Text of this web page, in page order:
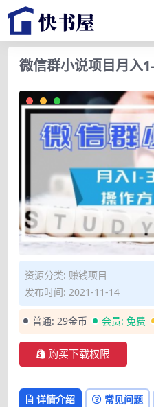
微信群小说项目月入
资源分类: 赚钱项目
发布时间: 2021-11-14
普通: 29金币 会员: 免费
购买下载权限
详情介绍 常见问题